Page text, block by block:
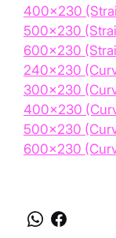
400x230
500x230
600x230
240x230
300x230
400x230
500x230
600x230